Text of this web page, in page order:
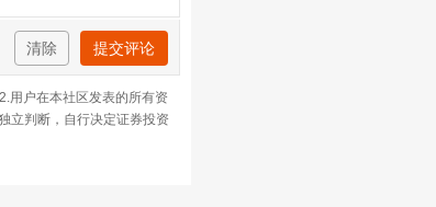
清除 提交评论
用户在本社区发表的所有资
立判断，自行决定证券投资